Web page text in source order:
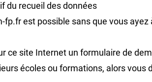
du recueil des données
est possible sans que vous
ce site Internet un formulaire de
écoles ou formations, alors